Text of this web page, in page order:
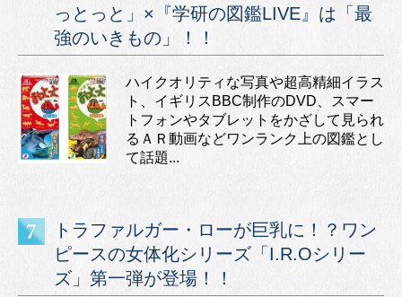
っとっと」×『学研の図鑑LIVE』は「最
強のいきもの」！！
ハイクオリティな写真や超高精細イラス
ト、イギリスBBC制作のDVD、スマー
トフォンやタブレットをかざして見られ
るＡＲ動画などワンランク上の図鑑とし
て話題...
トラファルガー・ローが巨乳に！？ワン
ピースの女体化シリーズ「I.R.Oシリー
ズ」第一弾が登場！！